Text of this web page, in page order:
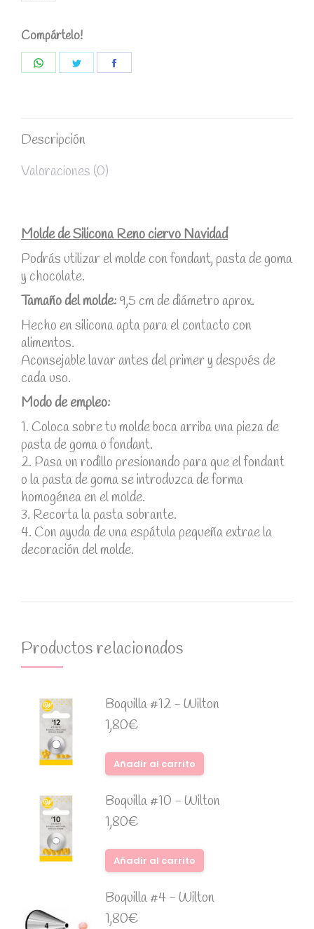
Compártelo!
Descripción
Valoraciones (0)
Molde de Silicona Reno ciervo Navidad
Podrás utilizar el molde con fondant, pasta de goma
y chocolate.
Tamaño del molde:9,5 cm de diámetro aprox.
Hecho en silicona apta para el contacto con
alimentos.
Aconsejable lavar antes del primer y después de
cada uso.
Modo de empleo:
1. Coloca sobre tu molde boca arriba una pieza de
pasta de goma o fondant.
2. Pasa un rodillo presionando para que el fondant
o la pasta de goma se introduzca de forma
homogénea en el molde.
3. Recorta la pasta sobrante.
4. Con ayuda de una espátula pequeña extrae la
decoración del molde.
Productos relacionados
Boquilla #12 - Wilton
1,80€
Añadir al carrito
Boquilla #10 - Wilton
1,80€
Añadir al carrito
Boquilla #4 - Wilton
1,80€